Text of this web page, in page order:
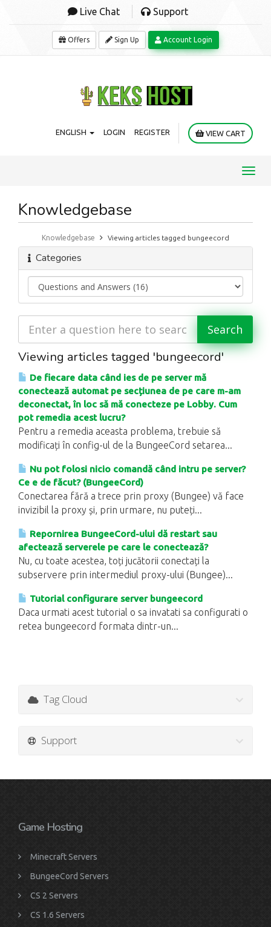
Live Chat Support
Offers Sign Up Account Login
ENGLISH LOGIN REGISTER VIEW CART
Knowledgebase
Knowledgebase Viewing articles tagged bungeecord
Categories
Viewing articles tagged 'bungeecord'
De fiecare data când ies de pe server mă
conectează automat pe secțiunea de pe care m-am
deconectat, în loc să mă conecteze pe Lobby. Cum
pot remedia acest lucru?
Pentru a remedia aceasta problema, trebuie să
modificați în config-ul de la BungeeCord setarea...
Nu pot folosi nicio comandă când intru pe server?
Ce e de făcut? (BungeeCord)
Conectarea fără a trece prin proxy (Bungee) vă face
invizibil la proxy și, prin urmare, nu puteți...
Repornirea BungeeCord-ului dă restart sau
afectează serverele pe care le conectează?
Nu, cu toate acestea, toți jucătorii conectați la
subservere prin intermediul proxy-ului (Bungee)...
Tutorial configurare server bungeecord
Daca urmati acest tutorial o sa invatati sa configurati o
retea bungeecord formata dintr-un...
Tag Cloud
Support
Game Hosting
Minecraft Servers
BungeeCord Servers
CS 2 Servers
CS 1.6 Servers